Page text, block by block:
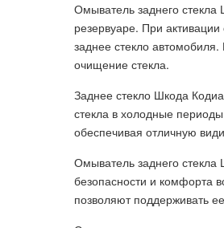
Омыватель заднего
резервуаре. При
заднее стекло
очищение стекла.
Заднее стекло Шкода
стекла в холодные
обеспечивая отличную
Омыватель заднего
безопасности и комфорта
позволяют поддерживать